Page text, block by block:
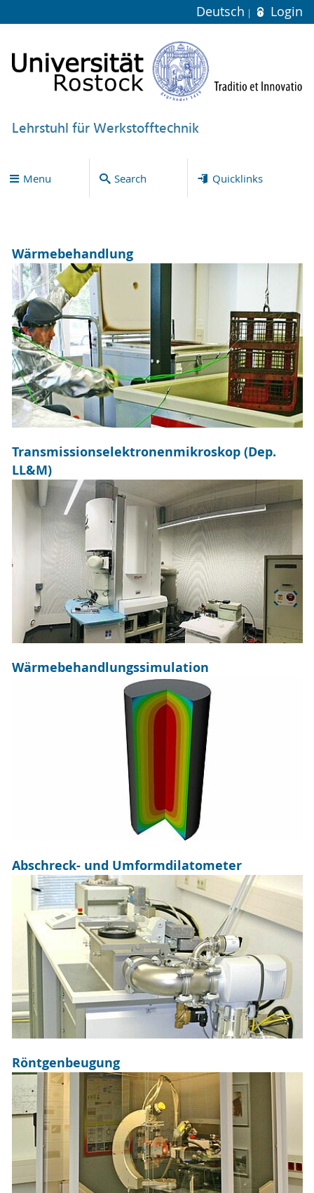
Deutsch Login
Lehrstuhl für Werkstofftechnik
Menu Search Quicklinks
Wärmebehandlung
Transmissionselektronenmikroskop (Dep.
LL&M)
Wärmebehandlungssimulation
Abschreck- und Umformdilatometer
Röntgenbeugung